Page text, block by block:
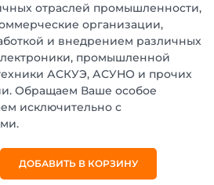
отраслей промышленности,
организации,
и внедрением различных
промышленной
АСКУЭ, АСУНО и прочих
Обращаем Ваше особое
исключительно с
ДОБАВИТЬ В КОРЗИНУ